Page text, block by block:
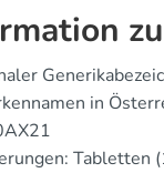
in
Tabletten